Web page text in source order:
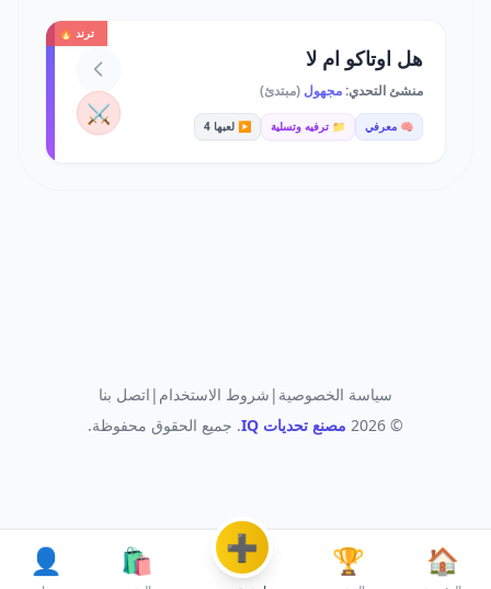
ترند 🔥
هل اوتاكو ام لا
منشئ التحدي:مجهول (مبتدئ)
🧠 معرفي 📁 ترفيه وتسلية ▶️ لعبها 4 ⚔️
🏠
🏆
➕
🛍️
👤
سياسة الخصوصية | شروط الاستخدام | اتصل بنا
© 2026
مصنع تحديات IQ . جميع الحقوق محفوظة.